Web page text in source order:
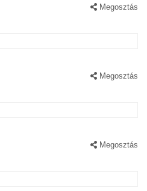
Megosztás
Megosztás
Megosztás